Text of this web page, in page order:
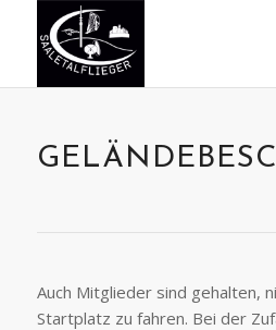
Auch Mitglieder sind gehalten,
Startplatz zu fahren. Bei der